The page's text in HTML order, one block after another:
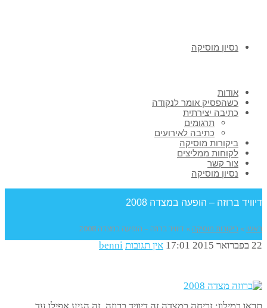
נסיון מוסיקה
אודות
כשהפסיק אומר לנקודה
כתיבה יצירתית
תרגומים
כתיבה לאירועים
ביקורות מוסיקה
לקוחות ממליצים
צור קשר
נסיון מוסיקה
דיוויד ברוזה – הופעה במצדה 2008
ראשי » ביקורות מוסיקה » דיוויד ברוזה – הופעה במצדה 2008
22 בפברואר 2015 17:01 אין תגובות benni